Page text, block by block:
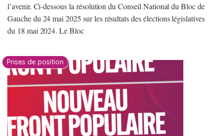
l’avenir. Ci-dessous la résolution du Conseil National du Bloc de
Gauche du 24 mai 2025 sur les résultats des élections législatives
du 18 mai 2024. Le Bloc
Prises de position